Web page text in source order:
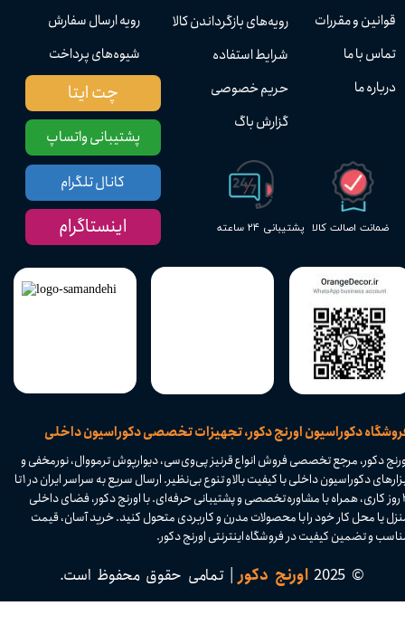
دکوراسیون اورنج دکور، تجهیزات تخصصی دکوراسیون داخلی
پشتیبانی ۲۴ ساعته ضمانت اصالت کالا
رویه ارسال سفارش
شیوه‌های پرداخت
رویه‌های بازگرداندن کالا
شرایط استفاده
حریم خصوصی
گزارش باگ
قوانین و مقررات
تماس با ما
درباره ما
دکور، مرجع تخصصی فروش انواع قرنیز پی‌وی‌سی، دیوارپوش ترمووال، نورمخفی و
ابزارهای دکوراسیون داخلی با کیفیت بالا و تنوع بی‌نظیر. ارسال سریع به سراسر ایران در ۱ تا
۴ روز کاری، همراه با مشاوره تخصصی و پشتیبانی حرفه‌ای. با اورنج دکور، فضای داخلی
یا محل کار خود را با محصولات مدرن و کاربردی متحول کنید. خرید آسان، قیمت
و تضمین کیفیت در فروشگاه اینترنتی اورنج دکور.​​​​​​​
© 2025 اورنج دکور| تمامی حقوق محفوظ است.​​​​​​​
پشتیبانی واتساپ
چت ایتا
کانال تلگرام
اینستاگرام